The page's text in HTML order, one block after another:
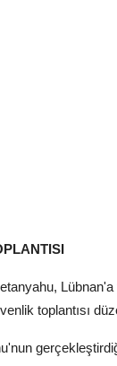
toplantısı